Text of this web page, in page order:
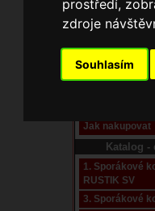
prostředí,
zdroje
Souhlasím
Nové
Jak nakupovat
Katalog -
1. Sporákové
RUSTIK SV
3. Sporákové